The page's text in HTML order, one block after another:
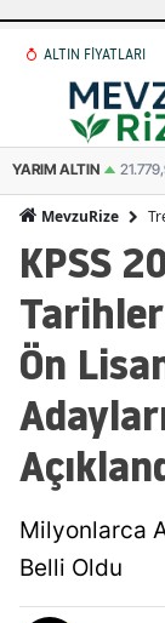
ALTIN FİYATLARI
2,59%
MevzuRize
KPSS
Ön
Milyonlarca
Belli Oldu